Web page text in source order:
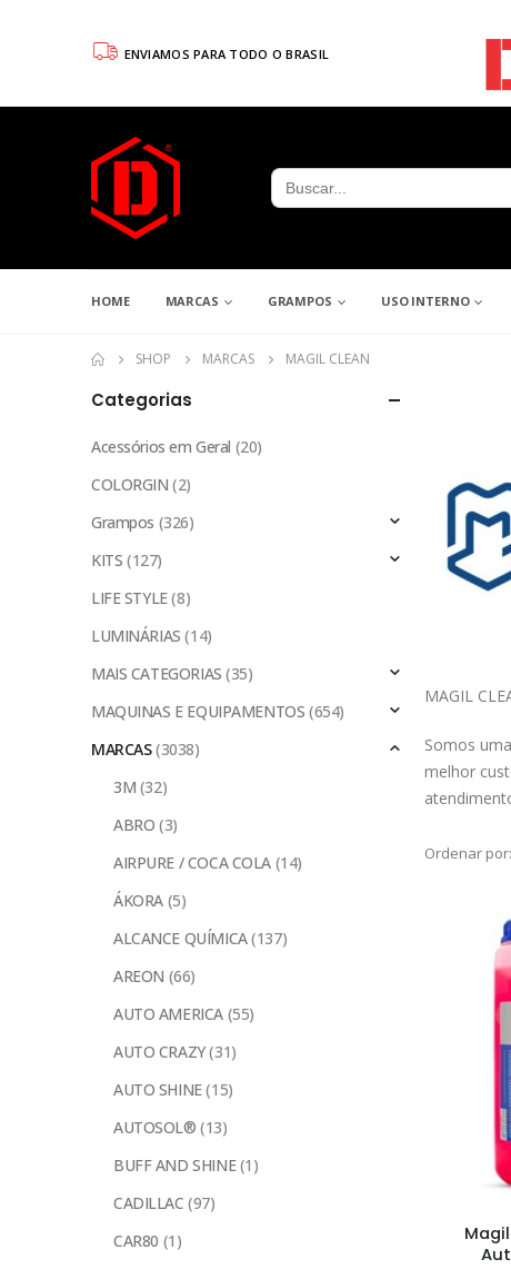
ENVIAMOS PARA TODO O BRASIL
Search
for:
HOME MARCAS GRAMPOS USO INTERNO
SHOP MARCAS MAGIL CLEAN
MAGIL
Somos
melhor
Ordenar por:
Categorias
Acessórios em Geral (20)
COLORGIN (2)
Grampos (326)
KITS (127)
LIFE STYLE(8)
LUMINÁRIAS (14)
MAIS CATEGORIAS (35)
MAQUINAS E EQUIPAMENTOS (654)
MARCAS(3038)
3M (32)
ABRO (3)
AIRPURE / COCA COLA (14)
ÁKORA (5)
ALCANCE QUÍMICA(137)
AREON (66)
AUTO AMERICA (55)
AUTO CRAZY(31)
AUTO SHINE(15)
AUTOSOL® (13)
BUFF AND SHINE (1)
CADILLAC (97)
CAR80 (1)